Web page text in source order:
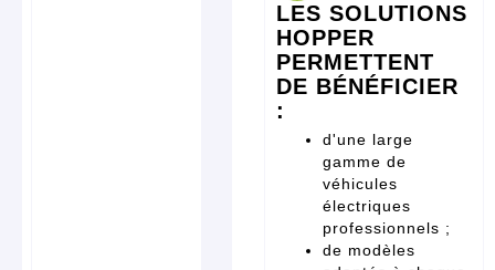
LES SOLUTIONS
HOPPER
PERMETTENT
DE BÉNÉFICIER
:
d'une large
gamme de
véhicules
électriques
professionnels ;
de modèles